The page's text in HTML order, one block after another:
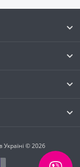
Україні © 2026